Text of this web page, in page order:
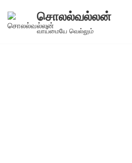
Skip
சொலல்வல்லன்
வாய்மையே வெல்லும்